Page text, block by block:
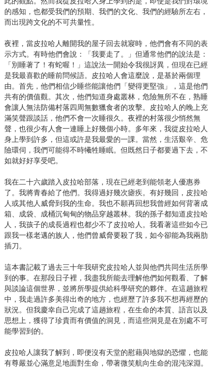
的感知，也都受我們的預期、我們的文化、我們的經驗所左右，
而出現跨文化的不可共量性。
夜裡，當皮拉哈人離開我的屋子回去就寢時，他們會有不同的表
示方式。有時他們會說：「我要走了。」但通常他們的說法是：
「別睡著了！有蛇喔！」這說法一開始令我很訝異，但現在已經
是我最喜歡的睡前問候語。皮拉哈人會這麼說，是基於兩個理
由。首先，他們相信少睡些能讓他們「變得更堅強」，這是他們
共有的價值觀。其次，他們知道身處叢林，危險無所不在，熟睡
會讓人無法防備村落四周無數獵食者的攻擊。皮拉哈人的晚上充
滿笑聲跟談話，他們不會一次睡很久。夜裡的村落很少悄然無
聲，也很少有人會一連睡上好幾個小時。多年來，我從皮拉哈人
身上學到許多，但這或許是我最愛的一課。當然，生活艱辛、危
險環伺，我們可能得不時犧牲睡眠。但既然日子都要過下去，不
如就好好享受吧。
我在二十六歲踏入皮拉哈部落，現在已經老到能領老人優惠券
了。我將青春給了他們。我得過好幾次瘧疾。有好幾回，皮拉哈
人或其他人威脅到我的生命。我也不願再回想我曾經如何背著成
箱、成袋、成桶沉甸甸的物品穿越叢林。我的孫子都知道皮拉哈
人，我孩子的成長過程也都少不了皮拉哈人。我看著這些如今已
跟我一樣老邁的族人，他們曾威脅要殺了我，如今卻能為我兩肋
插刀。
這本書記載了過去三十年我研究皮拉哈人並與他們共同生活所學
到的事。在那段日子裡，我盡我所能去理解他們如何觀看、了解
與談論這個世界，並將所學提供給科學研究的夥伴。在這趟旅程
中，我走過許多美得出奇的地方，也經歷了許多我不想再經歷的
狀況。但我慶幸自己完成了這趟旅程，在生命的本質、語言以及
思想上，獲得了珍貴而有價值的洞見，而這些洞見是在別處不可
能學習到的。
皮拉哈人讓我了解到，即便沒有天堂的慰藉與地獄的恐懼，也能
有尊嚴並心滿意足地面對生命，帶著微笑航向生命的混沌深淵。